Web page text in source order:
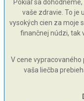
Pokiaľ sa
vaše zdravie. To je
vysokých cien za moje
finančnej núdzi, tak
V cene
vaša liečba